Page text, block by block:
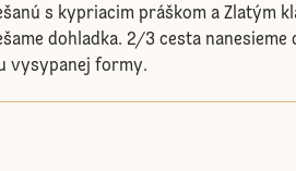
s kypriacim práškom a Zlatým
dohladka. 2/3 cesta nanesieme
vysypanej formy.